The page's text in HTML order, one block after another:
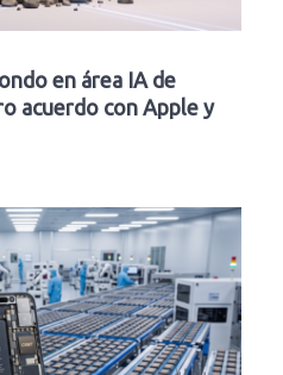
en área IA de
acuerdo con Apple y